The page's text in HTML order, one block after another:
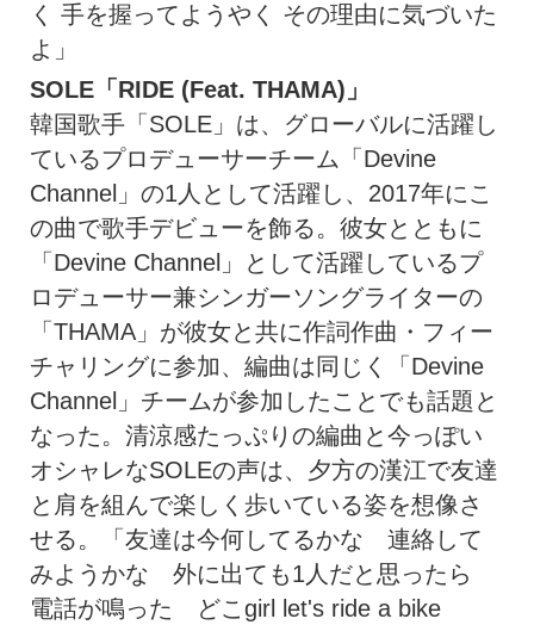
く 手を握ってようやく その理由に気づいた
よ」
SOLE「RIDE (Feat. THAMA)」
韓国歌手「SOLE」は、グローバルに活躍し
ているプロデューサーチーム「Devine
Channel」の1人として活躍し、2017年にこ
の曲で歌手デビューを飾る。彼女とともに
「Devine Channel」として活躍しているプ
ロデューサー兼シンガーソングライターの
「THAMA」が彼女と共に作詞作曲・フィー
チャリングに参加、編曲は同じく「Devine
Channel」チームが参加したことでも話題と
なった。清涼感たっぷりの編曲と今っぽい
オシャレなSOLEの声は、夕方の漢江で友達
と肩を組んで楽しく歩いている姿を想像さ
せる。「友達は今何してるかな 連絡して
みようかな 外に出ても1人だと思ったら
電話が鳴った どこgirl let's ride a bike